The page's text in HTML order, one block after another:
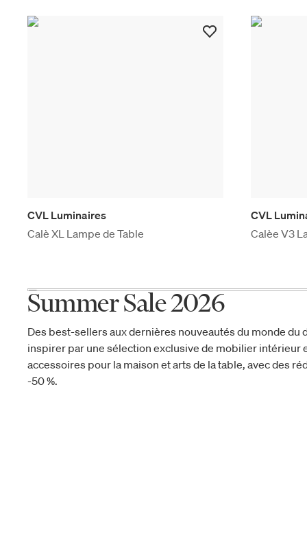
CVL Luminaires
Calè XL Lampe de Table
CVL
Calèe V3
Summer Sale 2026
Des best-sellers aux dernières nouveautés du monde du
inspirer par une sélection exclusive de mobilier intérieur
accessoires pour la maison et arts de la table, avec des
-50 %.